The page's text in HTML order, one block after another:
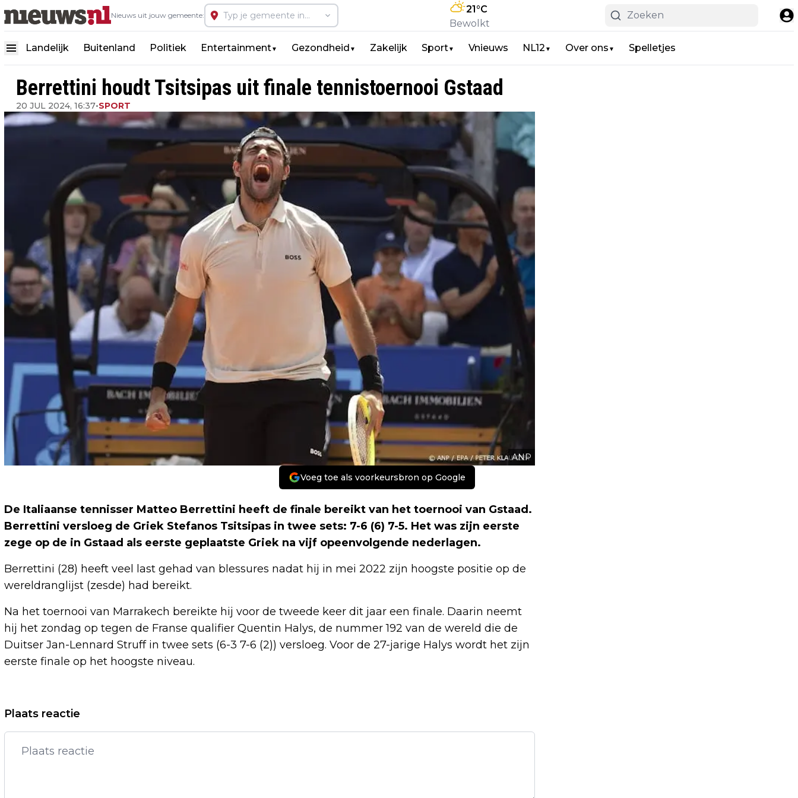
Nieuws uit jouw gemeente:
21°C
Bewolkt
Landelijk Buitenland Politiek Entertainment▼ Gezondheid ▼ Zakelijk Sport▼ Vnieuws NL12 ▼ Over ons ▼ Spelletjes
Berrettini houdt Tsitsipas uit finale tennistoernooi Gstaad
20 JUL 2024, 16:37•SPORT
ANP
Voeg toe als voorkeursbron op Google
De Italiaanse tennisser Matteo Berrettini heeft de finale bereikt van het toernooi van Gstaad.
Berrettini versloeg de Griek Stefanos Tsitsipas in twee sets: 7-6 (6) 7-5. Het was zijn eerste
zege op de in Gstaad als eerste geplaatste Griek na vijf opeenvolgende nederlagen.
Berrettini (28) heeft veel last gehad van blessures nadat hij in mei 2022 zijn hoogste positie op de
wereldranglijst (zesde) had bereikt.
Na het toernooi van Marrakech bereikte hij voor de tweede keer dit jaar een finale. Daarin neemt
hij het zondag op tegen de Franse qualifier Quentin Halys, de nummer 192 van de wereld die de
Duitser Jan-Lennard Struff in twee sets (6-3 7-6 (2)) versloeg. Voor de 27-jarige Halys wordt het zijn
eerste finale op het hoogste niveau.
Vorig artikel
COMPUTERSYSTEMEN UWV WERKEN
WEER, CLIËNTEN KUNNEN INLOGGEN
HANDBALSTER SPRENGERS MIST
Plaats reactie